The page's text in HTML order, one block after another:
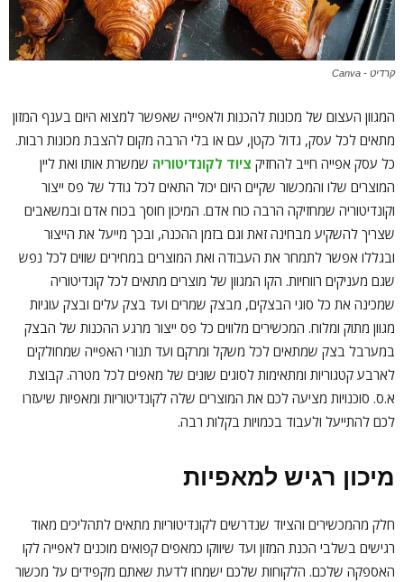
קרדיט - Canva
המגוון העצום של מכונות להכנות ולאפייה שאפשר למצוא היום בענף המזון
מתאים לכל עסק, גדול כקטן, עם או בלי הרבה מקום להצבת מכונות רבות.
כל עסק אפייה חייב להחזיק ציוד לקונדיטוריה שמשרת אותו ואת ליין
המוצרים שלו והמכשור שקיים היום יכול התאים לכל גודל של פס ייצור
וקונדיטוריה שמחזיקה הרבה כוח אדם. המיכון חוסך בכוח אדם ובמשאבים
שצריך להשקיע מבחינה זאת וגם בזמן ההכנה, ובכך מייעל את הייצור
ובגללו אפשר לתמחר את העבודה ואת המוצרים במחירים שווים לכל נפש
שגם מעניקים רווחיות. הקו המגוון של מוצרים מתאים לכל קונדיטוריה
שמכינה את כל סוגי הבצקים, מבצק שמרים ועד בצק עלים ובצק עוגיות
מגוון מתוק ומלוח. המכשירים מלווים כל פס ייצור מרגע ההכנות של הבצק
במערבל בצק שמתאים לכל משקל ומרקם ועד תנורי האפייה שמחולקים
לארבע קטגוריות ומתאימות לסוגים שונים של מאפים לכל מטרה. קבוצת
א.ס. סוכנויות מציעה לכם את המוצרים שלה לקונדיטוריות ומאפיות שיעזרו
לכם להתייעל ולעבוד בכמויות בקלות רבה.
מיכון רגיש למאפיות
חלק מהמכשירים והציוד שנדרשים לקונדיטוריות מתאים לתהליכים מאוד
רגישים בשלבי הכנת המזון ועד שיווקו כמאפים קפואים מוכנים לאפייה לקו
האספקה שלכם. הלקוחות שלכם ישמחו לדעת שאתם מקפידים על מכשור